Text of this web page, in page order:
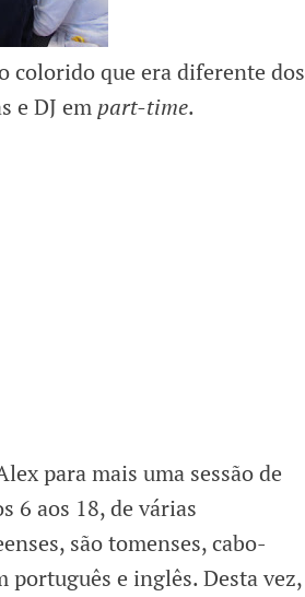
colorido que era diferente dos
e DJ em part-time.
para mais uma sessão de
6 aos 18, de várias
são tomenses, cabo-
português e inglês. Desta vez,